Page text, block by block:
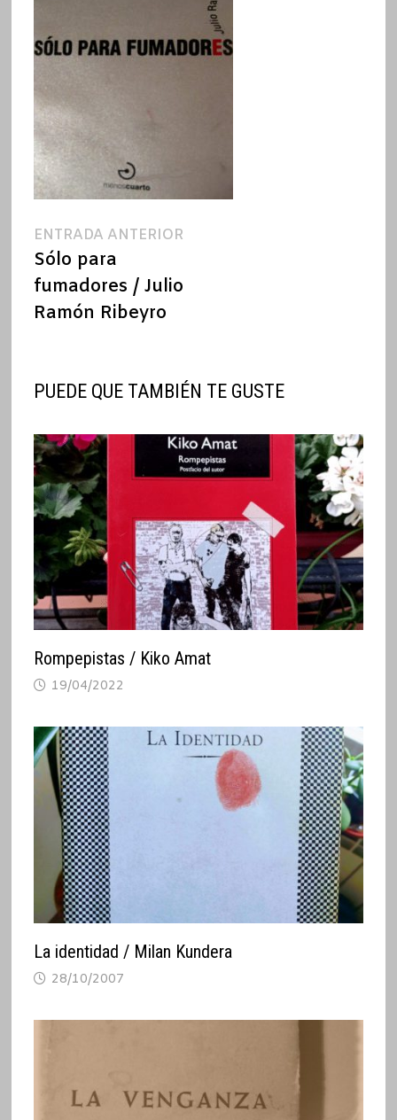
Navegación
de
entradas
ENTRADA ANTERIOREntrada
Sólo para
fumadores / Julio
Ramón Ribeyro
PUEDE QUE TAMBIÉN TE GUSTE
Rompepistas / Kiko Amat
19/04/2022
La identidad / Milan Kundera
28/10/2007